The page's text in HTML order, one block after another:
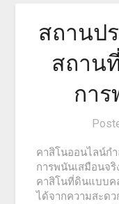
สถานป
สถาน
กา
คาสิโนออนไลน์
การพนันเสมือนจริ
คาสิโนที่ดินแบบค
ได้จากความสะด